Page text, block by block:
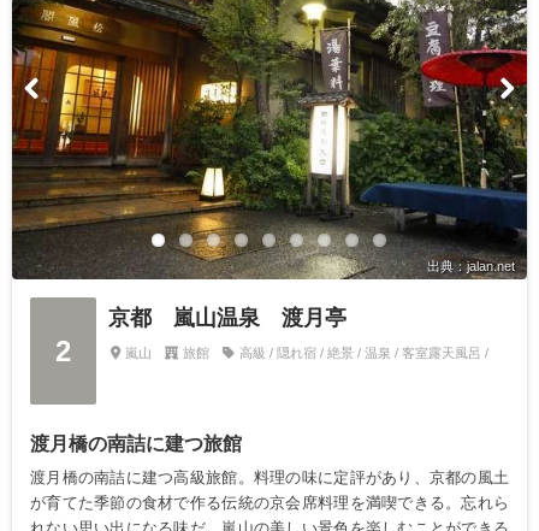
出典：jalan.net
2
京都 嵐山温泉 渡月亭
嵐山 旅館 高級 / 隠れ宿 / 絶景 / 温泉 / 客室露天風呂 /
渡月橋の南詰に建つ旅館
渡月橋の南詰に建つ高級旅館。料理の味に定評があり、京都の風土
が育てた季節の食材で作る伝統の京会席料理を満喫できる。忘れら